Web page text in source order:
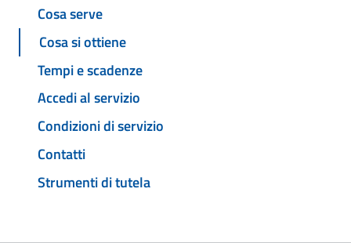
Cosa serve
Cosa si ottiene
Tempi e scadenze
Accedi al servizio
Condizioni di servizio
Contatti
Strumenti di tutela